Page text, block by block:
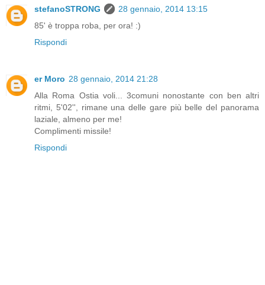
stefanoSTRONG
28 gennaio, 2014 13:15
85' è troppa roba, per ora! :)
Rispondi
er Moro 28 gennaio, 2014 21:28
Alla Roma Ostia voli... 3comuni nonostante con ben altri
ritmi, 5'02'', rimane una delle gare più belle del panorama
laziale, almeno per me!
Complimenti missile!
Rispondi